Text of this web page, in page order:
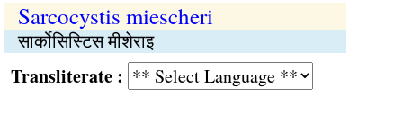
Sarcocystis miescheri
सार्कोसिस्टिस मीशेराइ
: